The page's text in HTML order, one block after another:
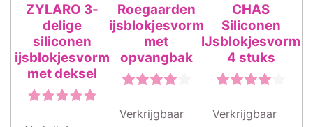
ZYLARO 3-
delige
siliconen
ijsblokjesvorm
met deksel
Roegaarden
ijsblokjesvorm
met
opvangbak
Verkrijgbaar
CHAS
Siliconen
IJsblokjesvorm
4 stuks
Verkrijgbaar